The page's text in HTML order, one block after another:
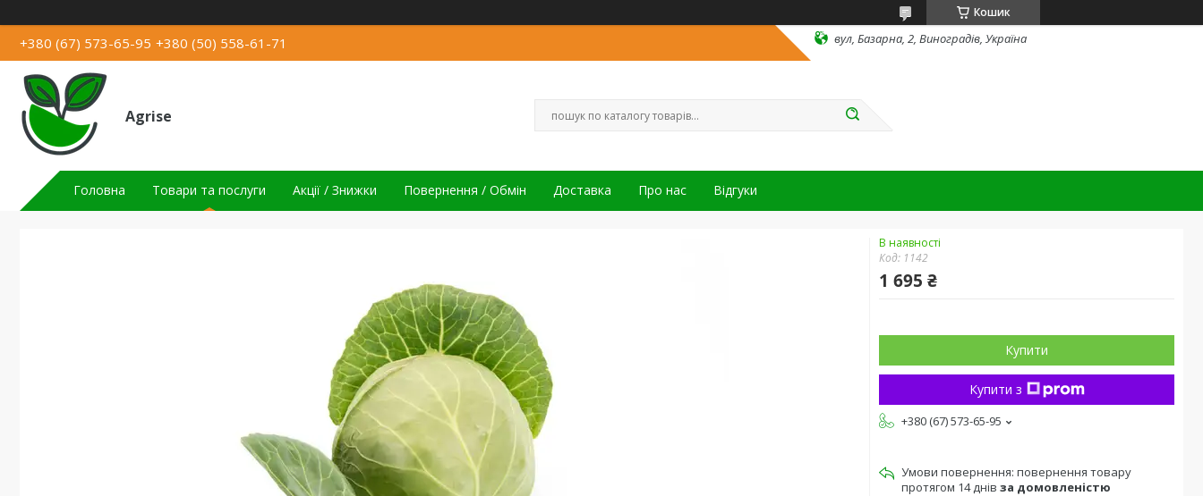
Кошик
+380 (67) 573-65-95 +380 (50) 558-61-71 вул, Базарна, 2, Виноградів, Україна
Agrise
Головна Товари та послуги Акції / Знижки Повернення / Обмін Доставка Про нас Відгуки
В наявності
Код: 1142
1 695 ₴
Купити
Купити з
+380 (67) 573-65-95
повернення товару
протягом 14 днів за домовленістю